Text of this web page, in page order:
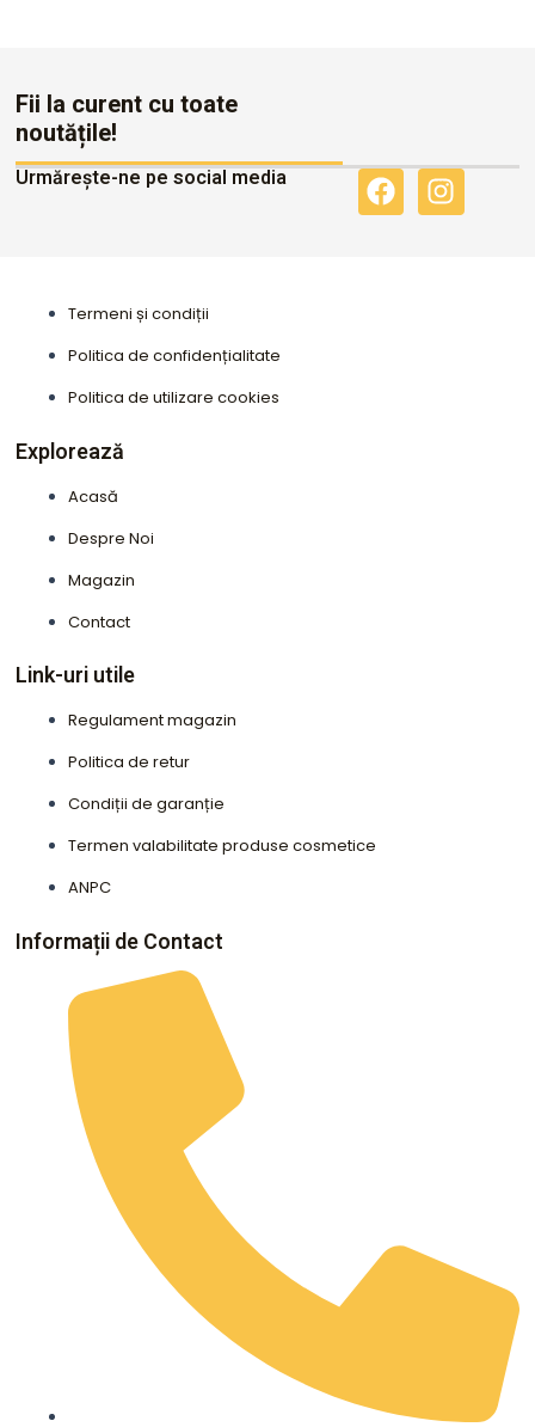
Fii la curent cu toate
noutățile!
Urmărește-ne pe social media
F
a
I
n
Termeni și condiții
Politica de confidențialitate
Politica de utilizare cookies
Explorează
Acasă
Despre Noi
Magazin
Contact
Link-uri utile
Regulament magazin
Politica de retur
Condiții de garanție
Termen valabilitate produse cosmetice
ANPC
Informații de Contact